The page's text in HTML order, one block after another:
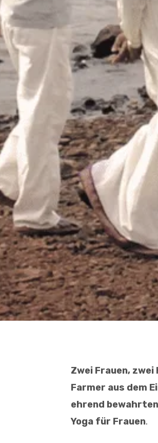
Zwei Frauen,
Farmer aus dem
ehrend
Yoga für Frauen.